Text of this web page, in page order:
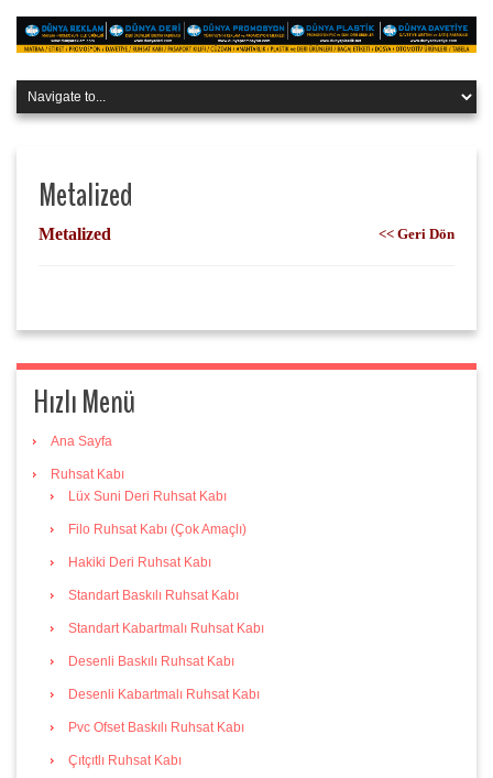
Metalized
Metalized << Geri Dön
Hızlı Menü
Ana Sayfa
Ruhsat Kabı
Lüx Suni Deri Ruhsat Kabı
Filo Ruhsat Kabı (Çok Amaçlı)
Hakiki Deri Ruhsat Kabı
Standart Baskılı Ruhsat Kabı
Standart Kabartmalı Ruhsat Kabı
Desenli Baskılı Ruhsat Kabı
Desenli Kabartmalı Ruhsat Kabı
Pvc Ofset Baskılı Ruhsat Kabı
Çıtçıtlı Ruhsat Kabı